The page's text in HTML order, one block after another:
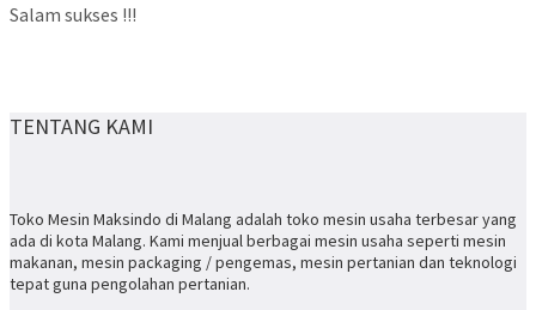
Salam sukses !!!
TENTANG KAMI
Toko Mesin Maksindo di Malang adalah toko mesin usaha terbesar yang
ada di kota Malang. Kami menjual berbagai mesin usaha seperti mesin
makanan, mesin packaging / pengemas, mesin pertanian dan teknologi
tepat guna pengolahan pertanian.